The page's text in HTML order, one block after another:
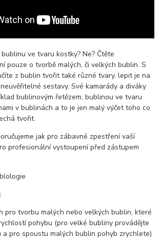
ve tvaru kostky? Ne? Čtěte
pouze o tvorbě malých, či velkých bublin. S
z bublin tvořit také různé tvary, lepit je na
sestavy. Své kamarády a diváky
bublinovým řetězem, bublinou ve tvaru
v bublinách a to je jen malý výčet toho co
tvořit.
jak pro zábavné zpestření vaší
profesionální vystoupení před zástupem
pro tvorbu malých nebo velkých bublin, které
pohybu (pro velké bubliny provádějte
a pro spoustu malých bublin pohyb zrychlete)